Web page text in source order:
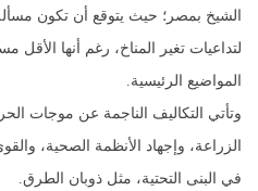
الشيخ بمصر؛ حيث يتوقع أن تكون
لتداعيات تغير المناخ، رغم أنها
المواضيع الرئيسية.
وتأتي التكاليف الناجمة عن موجات
الزراعة، وإجهاد الأنظمة الصحية،
في البنى التحتية، مثل ذوبان الطرق.